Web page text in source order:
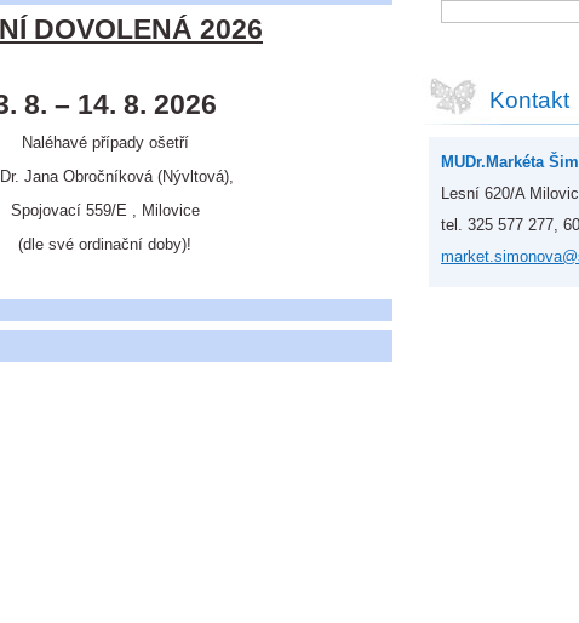
DOVOLENÁ 2026
8. – 14. 8. 2026
Naléhavé případy ošetří
Jana Obročníková (Nývltová),
Spojovací 559/E , Milovice
(dle své ordinační doby)!
Kontakt
MUDr.Markéta
Lesní 620/A
tel. 325 577 277,
market.simonova@